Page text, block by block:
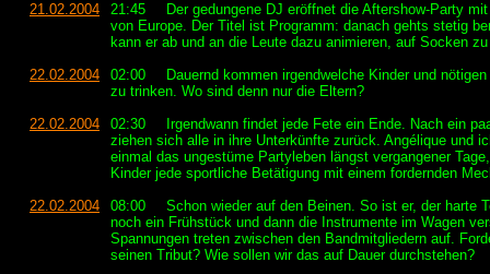
21.02.2004
21:45
Der gedungene DJ eröffnet die Aftershow-Party
von Europe. Der Titel ist Programm: danach gehts stetig
kann er ab und an die Leute dazu animieren, auf Socken
22.02.2004
02:00
Dauernd kommen irgendwelche Kinder und
zu trinken. Wo sind denn nur die Eltern?
22.02.2004
02:30
Irgendwann findet jede Fete ein Ende. Nach ein
ziehen sich alle in ihre Unterkünfte zurück. Angélique und
einmal das ungestüme Partyleben längst vergangener
Kinder jede sportliche Betätigung mit einem fordernden
22.02.2004
08:00
Schon wieder auf den Beinen. So ist er, der harte
noch ein Frühstück und dann die Instrumente im Wagen
Spannungen treten zwischen den Bandmitgliedern auf.
seinen Tribut? Wie sollen wir das auf Dauer durchstehen?